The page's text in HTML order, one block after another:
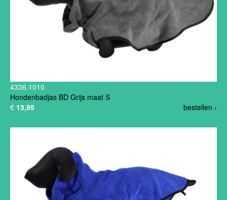
4336.1010
Hondenbadjas BD Grijs maat S
bestellen ›
€ 13,95